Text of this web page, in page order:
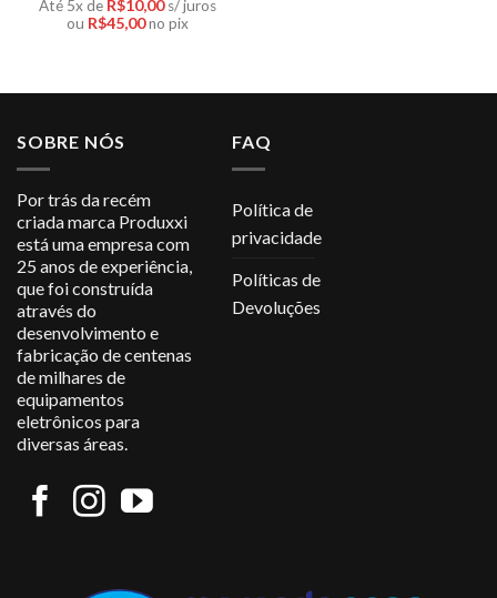
Até 5x de R$10,00 s/ juros
ou R$45,00 no pix
SOBRE NÓS
Por trás da recém
criada marca Produxxi
está uma empresa com
25 anos de experiência,
que foi construída
através do
desenvolvimento e
fabricação de centenas
de milhares de
equipamentos
eletrônicos para
diversas áreas.
FAQ
Política de
privacidade
Políticas de
Devoluções